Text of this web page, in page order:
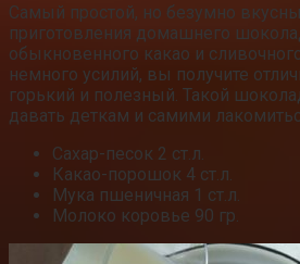
Самый простой, но безумно
приготовления домашнего
обыкновенного какао и
немного усилий, вы получите
горький и полезный. Такой
давать деткам и самими
Сахар-песок 2 ст.л.
Какао-порошок 4 ст.л.
Мука пшеничная 1 ст.л.
Молоко коровье 90 гр.